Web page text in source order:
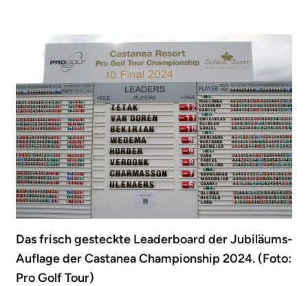
Das frisch gesteckte Leaderboard der Jubiläums-
Auflage der Castanea Championship 2024. (Foto:
Pro Golf Tour)